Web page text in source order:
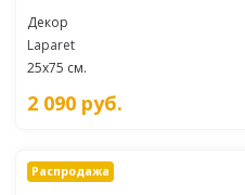
Декор
Laparet
25x75 см.
2 090 руб.
Распродажа